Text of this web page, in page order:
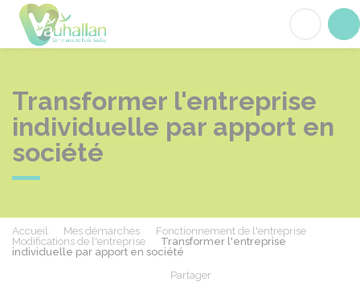
Transformer l'entreprise
individuelle par apport en
société
Accueil Mes démarches
Fonctionnement de l'entreprise
Modifications de l'entreprise
Transformer l'entreprise
individuelle par apport en société
Partager